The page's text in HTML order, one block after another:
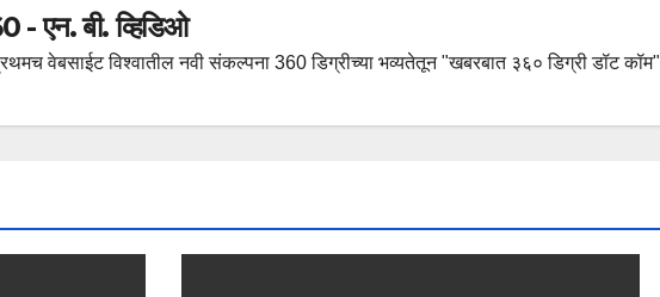
- एन. बी. व्हिडिओ
वेबसाईट विश्वातील नवी संकल्पना 360 डिग्रीच्या भव्यतेतून "खबरबात ३६० डिग्री डॉट कॉम"